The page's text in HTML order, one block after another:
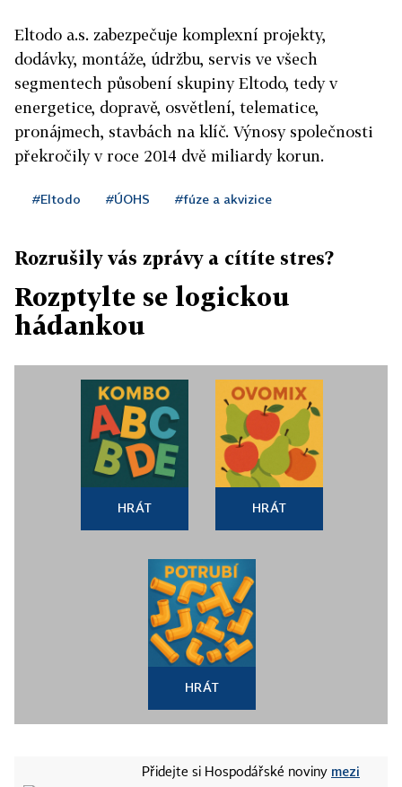
Eltodo a.s. zabezpečuje komplexní projekty,
dodávky, montáže, údržbu, servis ve všech
segmentech působení skupiny Eltodo, tedy v
energetice, dopravě, osvětlení, telematice,
pronájmech, stavbách na klíč. Výnosy společnosti
překročily v roce 2014 dvě miliardy korun.
#Eltodo #ÚOHS #fúze a akvizice
Rozrušily vás zprávy a cítíte stres?
Rozptylte se logickou
hádankou
HRÁT HRÁT
HRÁT
Přidejte si Hospodářské noviny mezi